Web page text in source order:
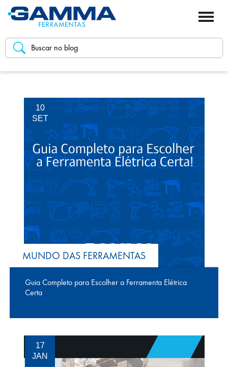
10
SET
MUNDO DAS FERRAMENTAS
Guia Completo para Escolher a Ferramenta Elétrica
Certa
17
JAN